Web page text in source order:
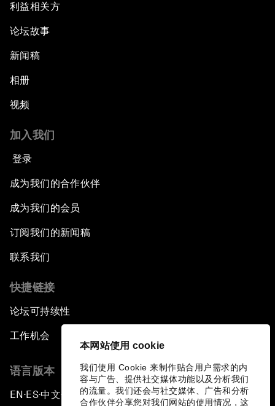
本网站使用 cookie
我们使用 Cookie 来制作贴合用户需求的内
容与广告、提供社交媒体功能以及分析我们
的流量。我们还会与社交媒体、广告和分析
合作伙伴分享您对我们网站的使用情况，这
利益相关方
论坛故事
新闻稿
相册
视频
加入我们
登录
成为我们的合作伙伴
成为我们的会员
订阅我们的新闻稿
联系我们
快捷链接
论坛可持续性
工作机会
语言版本
EN ▪ES▪中文▪ 日本語